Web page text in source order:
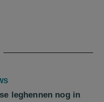
leghennen nog in